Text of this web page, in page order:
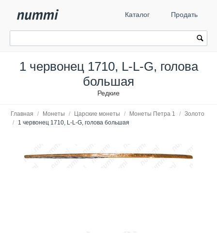
Каталог Продать
1 червонец 1710, L-L-G, голова
большая
Редкие
Главная / Монеты / Царские монеты / Монеты Петра 1 / Золото
/
1 червонец 1710, L-L-G, голова большая